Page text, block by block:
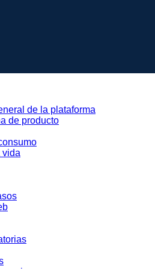
de la plataforma
de producto
vida